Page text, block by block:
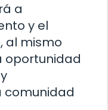
a
y el
al mismo
oportunidad
comunidad